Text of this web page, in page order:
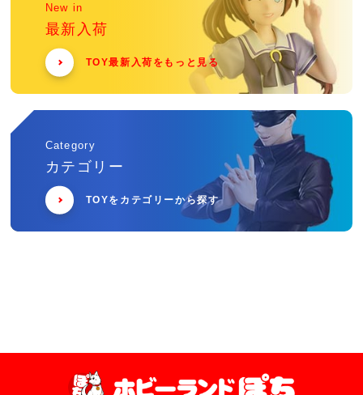
New in
最新入荷
TOY最新入荷をもっと見る
Category
カテゴリー
TOYをカテゴリーから探す